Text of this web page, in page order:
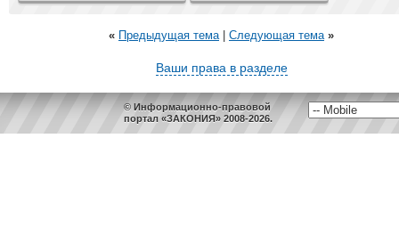
« Предыдущая тема| Следующая тема »
Ваши права в разделе
© Информационно-правовой
портал «ЗАКОНИЯ» 2008-2026.